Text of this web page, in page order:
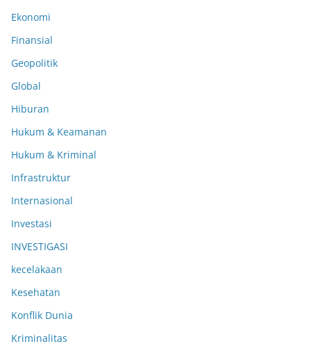
Ekonomi
Finansial
Geopolitik
Global
Hiburan
Hukum & Keamanan
Hukum & Kriminal
Infrastruktur
Internasional
Investasi
INVESTIGASI
kecelakaan
Kesehatan
Konflik Dunia
Kriminalitas